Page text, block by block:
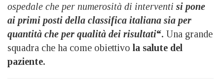
ospedale che per numerosità di interventi si pone
ai primi posti della classifica italiana sia per
quantità che per qualità dei risultati“. Una grande
squadra che ha come obiettivo la salute del
paziente.